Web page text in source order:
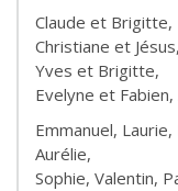
Claude et Brigitte,
Christiane et Jésus,
Yves et Brigitte,
Evelyne et Fabien,
Emmanuel,
Aurélie,
Sophie, Valentin,